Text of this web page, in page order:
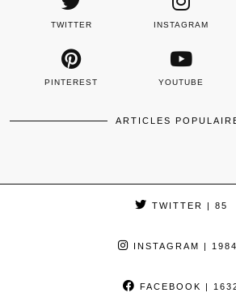
TWITTER INSTAGRAM
PINTEREST YOUTUBE
ARTICLES
TWITTER | 85
INSTAGRAM |
FACEBOOK |